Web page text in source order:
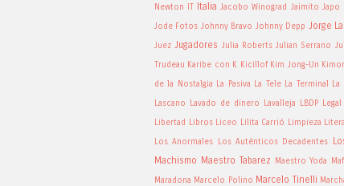
Newton
IT Italia Jacobo Winograd Jaimito Japo
Jode Fotos Johnny Bravo Johnny Depp Jorge
Juez Jugadores Julia Roberts Julian Serrano
Trudeau Karibe con K Kicillof Kim Jong-Un
de la Nostalgia La Pasiva La Tele La Terminal La
Lascano Lavado de dinero Lavalleja LBDP Legal
Libertad
Libros Liceo Lilita Carrió Limpieza
Los Anormales
Los Auténticos Decadentes
Machismo Maestro Tabarez Maestro Yoda
Maradona Marcelo Polino Marcelo Tinelli